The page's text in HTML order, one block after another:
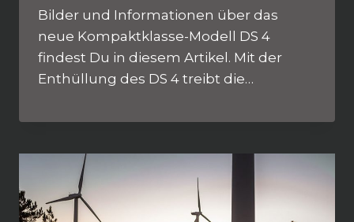
Bilder und Informationen über das
neue Kompaktklasse-Modell DS 4
findest Du in diesem Artikel. Mit der
Enthüllung des DS 4 treibt die…